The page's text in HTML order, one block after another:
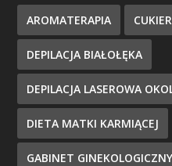
AROMATERAPIA
DEPILACJA BIAŁOŁĘKA
DEPILACJA LASEROWA
DIETA MATKI KARMIĄCEJ
GABINET